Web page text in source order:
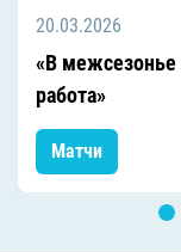
20.03.2026
«В межсезонье
работа»
Матчи